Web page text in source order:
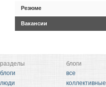
Резюме
Вакансии
разделы
блоги
люди
блоги
все
коллективные